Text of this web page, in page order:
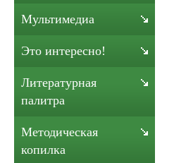
Мультимедиа
Это интересно!
Литературная
палитра
Методическая
копилка